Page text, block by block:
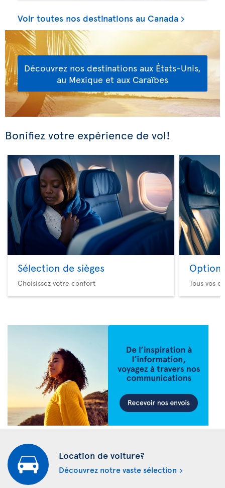
Voir toutes nos destinations au Canada
Découvrez nos destinations aux États-Unis,
au Mexique et aux Caraïbes
Bonifiez votre expérience de vol!
Sélection de sièges
Choisissez votre confort
Option
Tous vos
Location de voiture?
Découvrez notre vaste sélection